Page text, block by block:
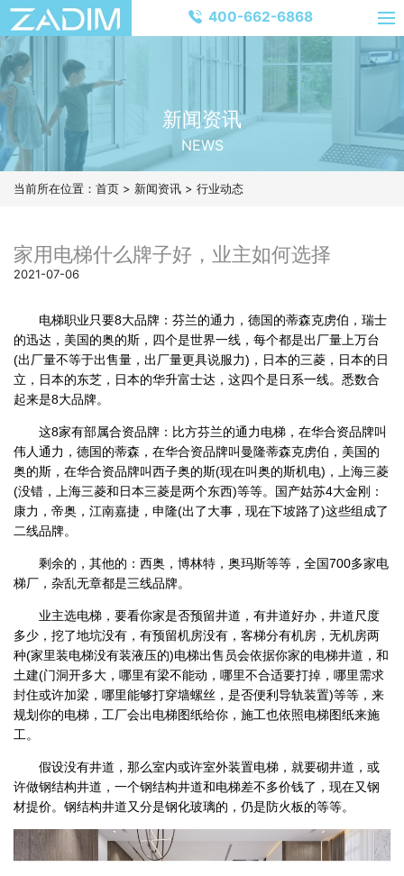
400-662-6868
新闻资讯
NEWS
当前所在位置： 首页 > 新闻资讯 > 行业动态
家用电梯什么牌子好，业主如何选择
2021-07-06
电梯职业只要8大品牌：芬兰的通力，德国的蒂森克虏伯，瑞士
的迅达，美国的奥的斯，四个是世界一线，每个都是出厂量上万台
(出厂量不等于出售量，出厂量更具说服力)，日本的三菱，日本的日
立，日本的东芝，日本的华升富士达，这四个是日系一线。悉数合
起来是8大品牌。
这8家有部属合资品牌：比方芬兰的通力电梯，在华合资品牌叫
伟人通力，德国的蒂森，在华合资品牌叫曼隆蒂森克虏伯，美国的
奥的斯，在华合资品牌叫西子奥的斯(现在叫奥的斯机电)，上海三菱
(没错，上海三菱和日本三菱是两个东西)等等。国产姑苏4大金刚：
康力，帝奥，江南嘉捷，申隆(出了大事，现在下坡路了)这些组成了
二线品牌。
剩余的，其他的：西奥，博林特，奥玛斯等等，全国700多家电
梯厂，杂乱无章都是三线品牌。
业主选电梯，要看你家是否预留井道，有井道好办，井道尺度
多少，挖了地坑没有，有预留机房没有，客梯分有机房，无机房两
种(家里装电梯没有装液压的)电梯出售员会依据你家的电梯井道，和
土建(门洞开多大，哪里有梁不能动，哪里不合适要打掉，哪里需求
封住或许加梁，哪里能够打穿墙螺丝，是否便利导轨装置)等等，来
规划你的电梯，工厂会出电梯图纸给你，施工也依照电梯图纸来施
工。
假设没有井道，那么室内或许室外装置电梯，就要砌井道，或
许做钢结构井道，一个钢结构井道和电梯差不多价钱了，现在又钢
材提价。钢结构井道又分是钢化玻璃的，仍是防火板的等等。